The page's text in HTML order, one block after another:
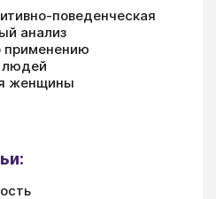
поведенческая
анализ
применению
людей
женщины